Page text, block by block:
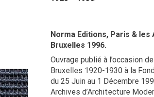
Norma Editions, Paris &
Bruxelles 1996.
Ouvrage publié à l’occasion
Bruxelles 1920-1930 à la
du 25 Juin au 1 Décembre
Archives d’Architecture